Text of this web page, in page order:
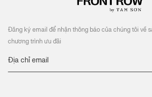
Đăng ký email để nhận thông báo của chúng tôi về
chương trình ưu đãi
Đ